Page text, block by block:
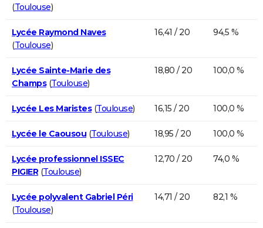
(Toulouse)
Lycée Raymond Naves
(Toulouse)
16,41 / 20 94,5 %
Lycée Sainte-Marie des
Champs(Toulouse)
18,80 / 20 100,0 %
Lycée Les Maristes(Toulouse) 16,15 / 20 100,0 %
Lycée le Caousou (Toulouse) 18,95 / 20 100,0 %
Lycée professionnel ISSEC
PIGIER (Toulouse)
12,70 / 20 74,0 %
Lycée polyvalent Gabriel Péri
(Toulouse)
14,71 / 20 82,1 %